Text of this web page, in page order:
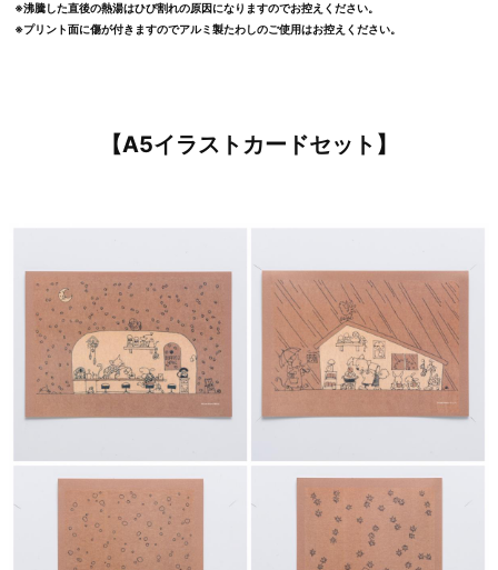
※沸騰した直後の熱湯はひび割れの原因になりますのでお控えください。
※プリント面に傷が付きますのでアルミ製たわしのご使用はお控えください。
【A5イラストカードセット】